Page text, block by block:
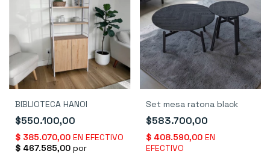
BIBLIOTECA HANOI
$550.100,00
Set mesa ratona black
$583.700,00